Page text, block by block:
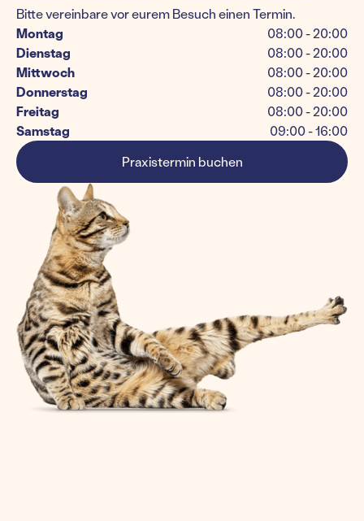
Bitte vereinbare vor eurem Besuch einen Termin.
Montag
08:00 - 20:00
Dienstag
08:00 - 20:00
Mittwoch
08:00 - 20:00
Donnerstag
08:00 - 20:00
Freitag
08:00 - 20:00
Samstag
09:00 - 16:00
Praxistermin buchen